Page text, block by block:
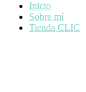
Inicio
Sobre mí
Tienda CLIC